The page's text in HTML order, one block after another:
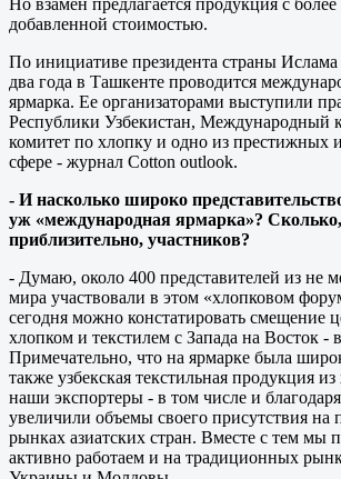
добавленной стоимостью.
По инициативе президента страны
два года в Ташкенте проводится
ярмарка. Ее организаторами выступили
Республики Узбекистан, Международный
комитет по хлопку и одно из престижных
сфере - журнал Cotton outlook.
- И насколько широко
уж «международная ярмарка»?
приблизительно, участников?
- Думаю, около 400 представителей из не
мира участвовали в этом «хлопковом
сегодня можно констатировать смещение
хлопком и текстилем с Запада на Восток -
Примечательно, что на ярмарке была
также узбекская текстильная продукция
наши экспортеры - в том числе и
увеличили объемы своего присутствия на
рынках азиатских стран. Вместе с тем мы
активно работаем и на традиционных